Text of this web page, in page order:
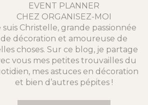
EVENT PLANNER
CHEZ ORGANISEZ-MOI
suis Christelle, grande passionnée
de décoration et amoureuse de
choses. Sur ce blog, je partage
vous mes petites trouvailles du
mes astuces en décoration
et bien d’autres pépites !